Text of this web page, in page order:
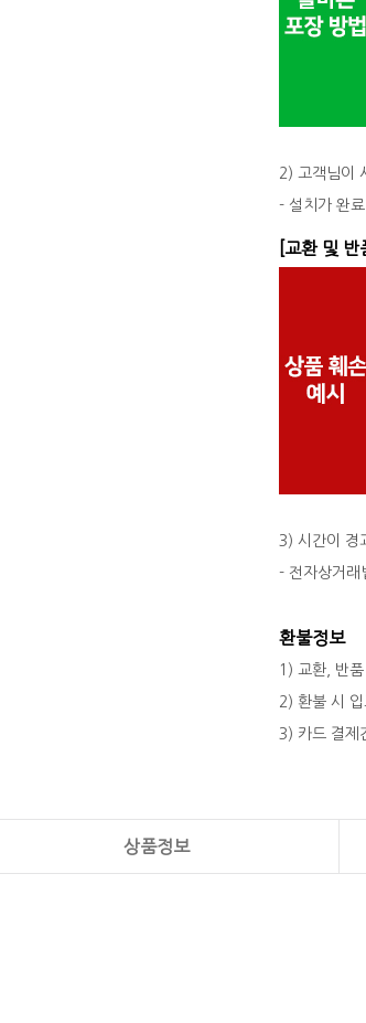
2) 고객님이
- 설치가 완
[교환 및 반
3) 시간이 경
- 전자상거래
환불정보
1) 교환, 반
2) 환불 시
3) 카드 결제
상품정보